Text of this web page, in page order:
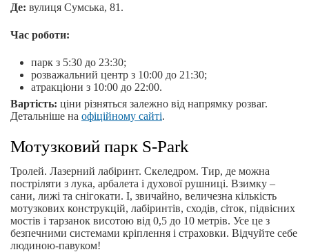
Де: вулиця Сумська, 81.
Час роботи:
парк з 5:30 до 23:30;
розважальний центр з 10:00 до 21:30;
атракціони з 10:00 до 22:00.
Вартість: ціни різняться залежно від напрямку розваг.
Детальніше на офіційному сайті.
Мотузковий парк S-Park
Тролей. Лазерний лабіринт. Скеледром. Тир, де можна
постріляти з лука, арбалета і духової рушниці. Взимку –
сани, лижі та снігокати. І, звичайно, величезна кількість
мотузкових конструкцій, лабіринтів, сходів, сіток, підвісних
мостів і тарзанок висотою від 0,5 до 10 метрів. Усе це з
безпечними системами кріплення і страховки. Відчуйте себе
людиною-павуком!